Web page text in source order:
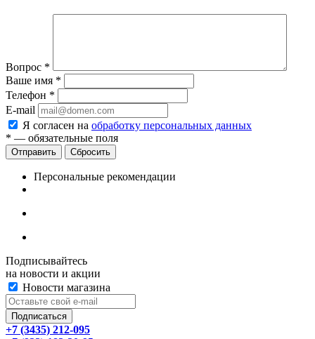
Вопрос *
Ваше имя *
Телефон *
E-mail
Я согласен на обработку персональных данных
* — обязательные поля
Сбросить
Персональные рекомендации
Подписывайтесь
на новости и акции
Новости магазина
+7 (3435) 212-095